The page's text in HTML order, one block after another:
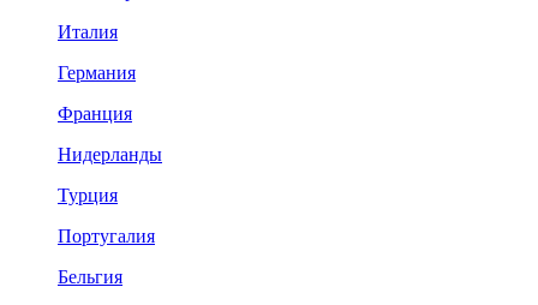
Италия
Германия
Франция
Нидерланды
Турция
Португалия
Бельгия